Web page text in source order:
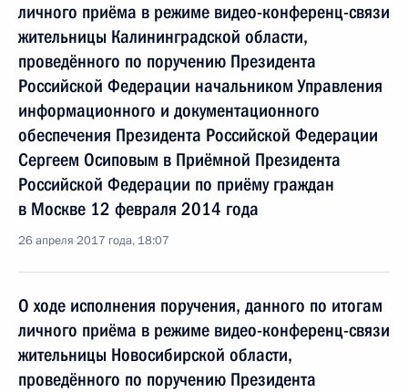
личного приёма в режиме видео-конференц-связи
жительницы Калининградской области,
проведённого по поручению Президента
Российской Федерации начальником Управления
информационного и документационного
обеспечения Президента Российской Федерации
Сергеем Осиповым в Приёмной Президента
Российской Федерации по приёму граждан
в Москве 12 февраля 2014 года
26 апреля 2017 года, 18:07
О ходе исполнения поручения, данного по итогам
личного приёма в режиме видео-конференц-связи
жительницы Новосибирской области,
проведённого по поручению Президента